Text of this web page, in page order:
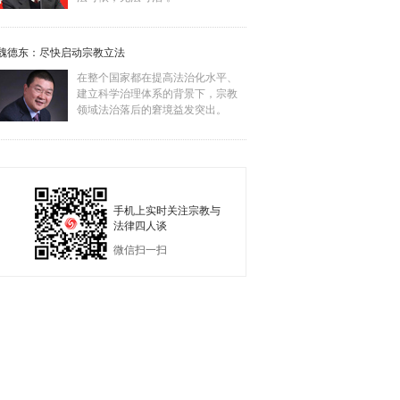
德东：尽快启动宗教立法
在整个国家都在提高法治化水平、
建立科学治理体系的背景下，宗教
领域法治落后的窘境益发突出。
手机上实时关注宗教与
法律四人谈
微信扫一扫